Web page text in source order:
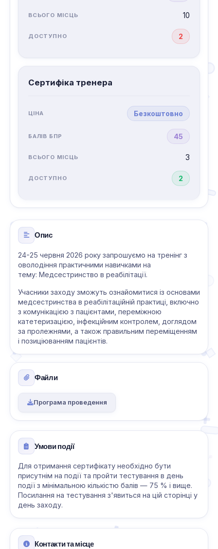
10
2
Сертифіка тренера
Безкоштовно
45
3
2
Опис
24-25 червня 2026 року запрошуємо на тренінг з
оволодіння практичними навичками на
тему: Медсестринство в реабілітації.
Учасники заходу зможуть ознайомитися із основами
медсестринства в реабілітаційній практиці, включно
з комунікацією з пацієнтами, переміжною
катетеризацією, інфекційним контролем, доглядом
за пролежнями, а також правильним переміщенням
і позиціюванням пацієнтів.
Файли
Програма проведення
Умови події
Для отримання сертифікату необхідно бути
присутнім на події та пройти тестування в день
події з мінімальною кількістю балів — 75 % і вище.
Посилання на тестування з'явиться на цій сторінці у
день заходу.
Контакти та місце